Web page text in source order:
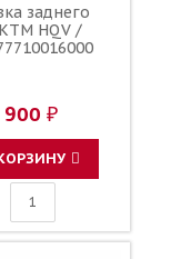
заднего
HQV /
900 ₽